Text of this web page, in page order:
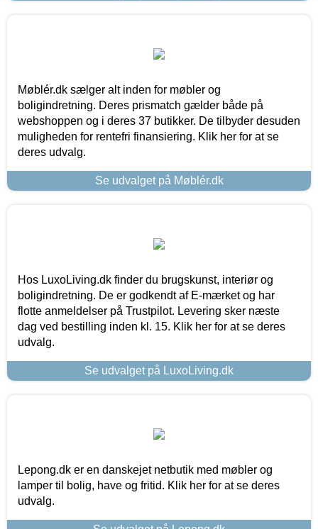
Møblér.dk sælger alt inden for møbler og
boligindretning. Deres prismatch gælder både på
webshoppen og i deres 37 butikker. De tilbyder desuden
muligheden for rentefri finansiering. Klik her for at se
deres udvalg.
Se udvalget på Møblér.dk
Hos LuxoLiving.dk finder du brugskunst, interiør og
boligindretning. De er godkendt af E-mærket og har
flotte anmeldelser på Trustpilot. Levering sker næste
dag ved bestilling inden kl. 15. Klik her for at se deres
udvalg.
Se udvalget på LuxoLiving.dk
Lepong.dk er en danskejet netbutik med møbler og
lamper til bolig, have og fritid. Klik her for at se deres
udvalg.